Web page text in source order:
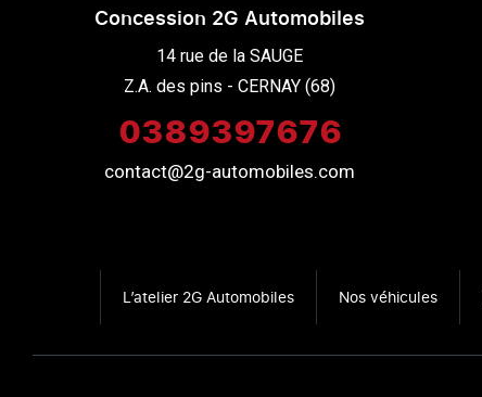
Concession 2G Automobiles
14 rue de la SAUGE
Z.A. des pins - CERNAY (68)
0389397676
contact@2g-automobiles.com
L’atelier 2G Automobiles Nos véhicules